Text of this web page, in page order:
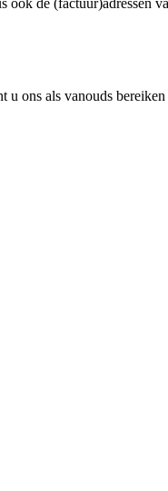
ook de (factuur)adressen
u ons als vanouds